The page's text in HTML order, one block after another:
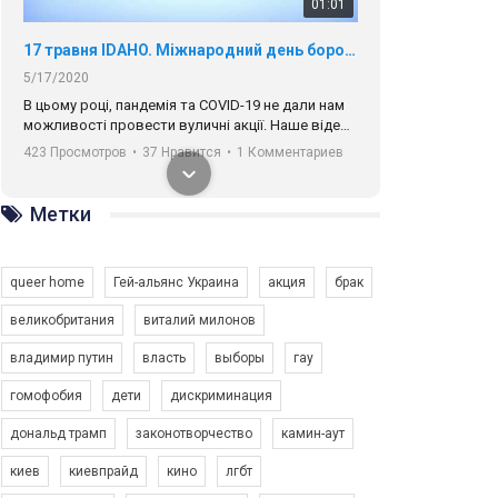
01:01
17 травня IDAHO. Міжнародний день боротьби з гомофобією трансфобією і біфобія.
5/17/2020
В цьому році, пандемія та COVІD-19 не дали нам
можливості провести вуличні акції. Наше відео-
звернення про те, що навіть коли ми у різних
містах та не можемо зустрінеться, ми разом. Ми
закликаємо всіх хто поділяє цінності рівності та
солідарності, приєднатися до нас. Регіональні
підрозділи ГАУ є в 16 областях України.
423 Просмотров • 37 Нравится • 1 Комментариев
Зупинимо насильство проти ЛГБТ в Україні! Stop violence against LGBT in Ukraine!
Емоційний та вражаючий промо-ролік на
Метки
queer home Гей-альянс Украина акция брак
великобритания виталий милонов
владимир путин власть выборы гау
гомофобия дети дискриминация
дональд трамп законотворчество камин-аут
киев киевпрайд кино лгбт